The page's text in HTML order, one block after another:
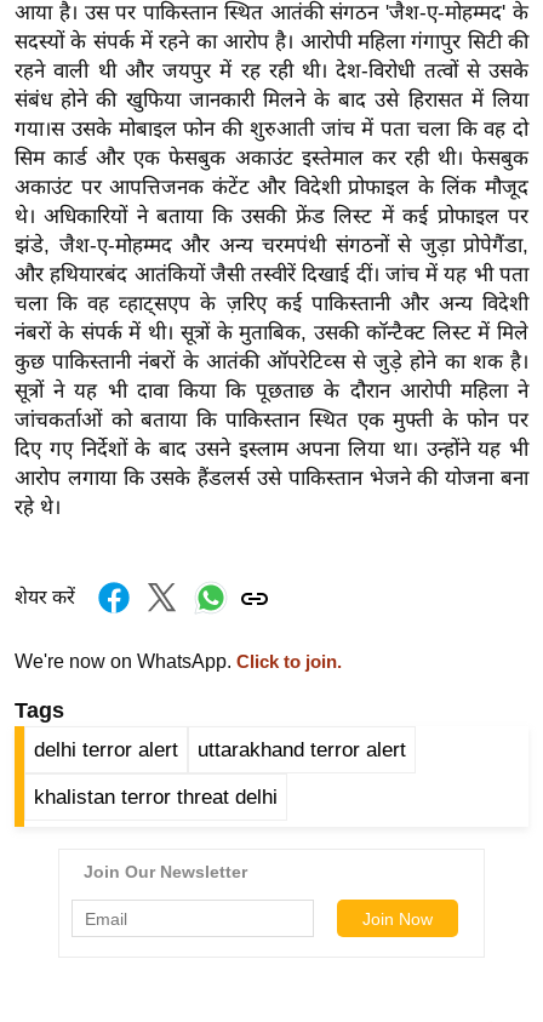
ग
त
ऑ
टो
व
र्ल्ड
न्यू
ज
ब्री
फ
म
नो
रं
ज
न
ज
बॉ
वु
ड
हॉ
वु
आया है। उस पर पाकिस्तान स्थित आतंकी संगठन 'जैश-ए-मोहम्मद' के
सदस्यों के संपर्क में रहने का आरोप है। आरोपी महिला गंगापुर सिटी की
रहने वाली थी और जयपुर में रह रही थी। देश-विरोधी तत्वों से उसके
संबंध होने की खुफिया जानकारी मिलने के बाद उसे हिरासत में लिया
गया।स उसके मोबाइल फोन की शुरुआती जांच में पता चला कि वह दो
सिम कार्ड और एक फेसबुक अकाउंट इस्तेमाल कर रही थी। फेसबुक
अकाउंट पर आपत्तिजनक कंटेंट और विदेशी प्रोफाइल के लिंक मौजूद
थे। अधिकारियों ने बताया कि उसकी फ्रेंड लिस्ट में कई प्रोफाइल पर
झंडे, जैश-ए-मोहम्मद और अन्य चरमपंथी संगठनों से जुड़ा प्रोपेगैंडा,
और हथियारबंद आतंकियों जैसी तस्वीरें दिखाई दीं। जांच में यह भी पता
चला कि वह व्हाट्सएप के ज़रिए कई पाकिस्तानी और अन्य विदेशी
नंबरों के संपर्क में थी। सूत्रों के मुताबिक, उसकी कॉन्टैक्ट लिस्ट में मिले
कुछ पाकिस्तानी नंबरों के आतंकी ऑपरेटिव्स से जुड़े होने का शक है।
सूत्रों ने यह भी दावा किया कि पूछताछ के दौरान आरोपी महिला ने
जांचकर्ताओं को बताया कि पाकिस्तान स्थित एक मुफ्ती के फोन पर
दिए गए निर्देशों के बाद उसने इस्लाम अपना लिया था। उन्होंने यह भी
आरोप लगाया कि उसके हैंडलर्स उसे पाकिस्तान भेजने की योजना बना
रहे थे।
शेयर करें
We're now on WhatsApp. Click to join.
Tags
delhi terror alert uttarakhand terror alert
khalistan terror threat delhi